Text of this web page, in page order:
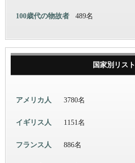
100歳代の物故者 489名
国家別リスト
アメリカ人 3780名
イギリス人 1151名
フランス人 886名